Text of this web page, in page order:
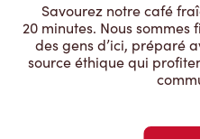
Savourez notre café
20 minutes. Nous
des gens d’ici, préparé
source éthique qui